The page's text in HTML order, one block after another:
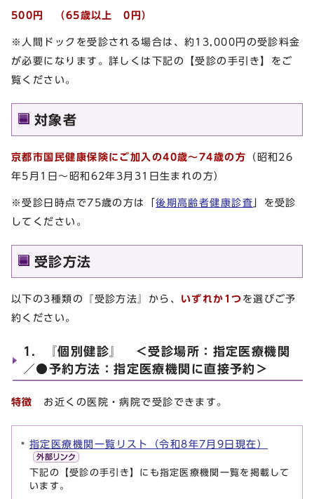
500円 （65歳以上 0円）
※人間ドックを受診される場合は、約13,000円の受診料金
が必要になります。詳しくは下記の【受診の手引き】をご
覧ください。
対象者
京都市国民健康保険にご加入の40歳～74歳の方 （昭和26
年5月1日～昭和62年3月31日生まれの方）
※受診日時点で75歳の方は「後期高齢者健康診査 」を受診
してください。
受診方法
以下の3種類の『受診方法』から、 いずれか1つ を選びご予
約ください。
1．『個別健診』 ＜受診場所：指定医療機関
／●予約方法：指定医療機関に直接予約＞
特徴 お近くの医院・病院で受診できます。
指定医療機関一覧リスト（令和8年7月9日現在）
下記の【受診の手引き】にも指定医療機関一覧を掲載して
います。